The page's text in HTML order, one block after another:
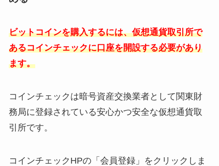
ビットコインを購入するには、仮想通貨取引所で
あるコインチェックに口座を開設する必要があり
ます。
コインチェックは暗号資産交換業者として関東財
務局に登録されている安心かつ安全な仮想通貨取
引所です。
コインチェックHPの「会員登録」をクリックしま